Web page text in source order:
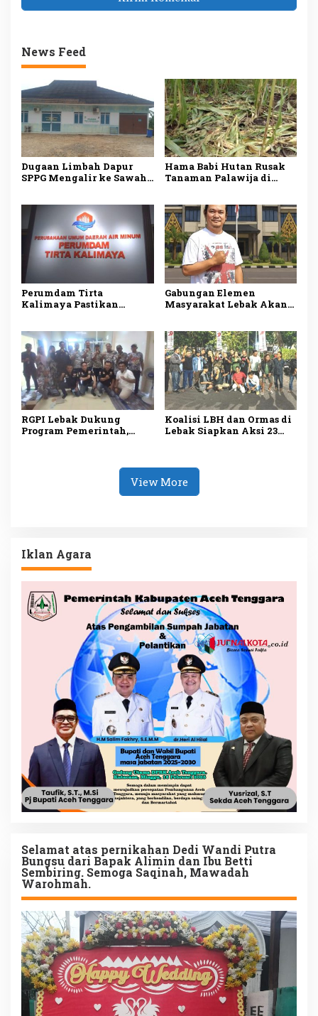
News Feed
Dugaan Limbah Dapur
SPPG Mengalir ke Sawah
Pemeriksaan Menyeluruh
Hama Babi Hutan Rusak
Tanaman Palawija di
Rupiah
Perumdam Tirta
Kalimaya Pastikan
Tetap Lancar saat
Kemarau
Gabungan Elemen
Masyarakat Lebak Akan
Lima Tuntutan
RGPI Lebak Dukung
Program Pemerintah,
Kesejahteraan Rakyat
Koalisi LBH dan Ormas di
Lebak Siapkan Aksi 23
View More
Iklan Agara
Selamat atas pernikahan Dedi Wandi Putra
Bungsu dari Bapak Alimin dan Ibu Betti
Sembiring. Semoga Saqinah, Mawadah
Warohmah.